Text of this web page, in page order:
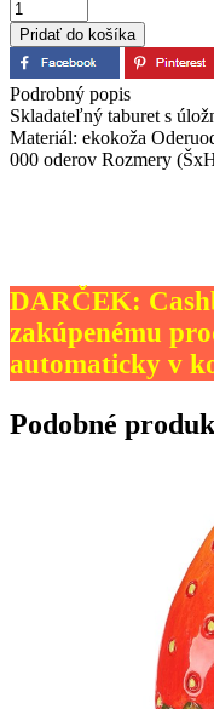
Podrobný popis
Skladateľný taburet s
Materiál: ekokoža
000 oderov Rozmery
DARČEK:
zakúpenému
automaticky v
Podobné